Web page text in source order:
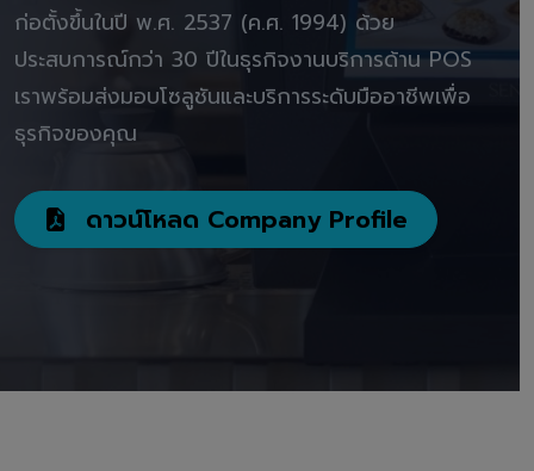
ก่อตั้งขึ้นในปี พ.ศ. 2537 (ค.ศ. 1994) ด้วย
ประสบการณ์กว่า 30 ปีในธุรกิจงานบริการด้าน POS
เราพร้อมส่งมอบโซลูชันและบริการระดับมืออาชีพเพื่อ
ธุรกิจของคุณ
ดาวน์โหลด Company Profile